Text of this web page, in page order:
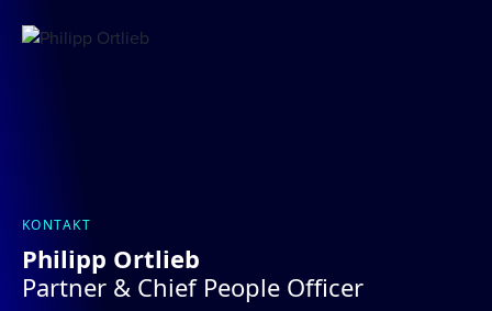
KONTAKT
Philipp Ortlieb
Partner & Chief People Officer